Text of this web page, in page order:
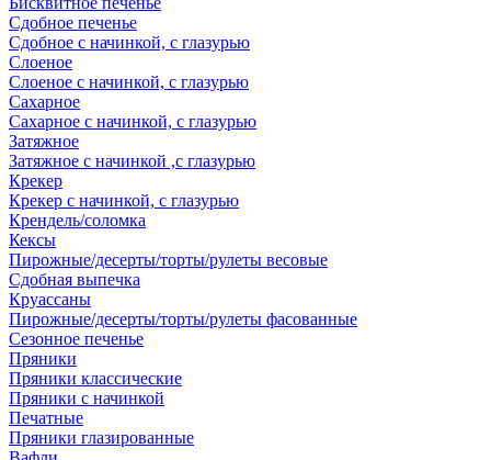
Сдобное печенье
Сдобное с начинкой, с глазурью
Слоеное
Слоеное с начинкой, с глазурью
Сахарное
Сахарное с начинкой, с глазурью
Затяжное
Затяжное с начинкой ,с глазурью
Крекер
Крекер с начинкой, с глазурью
Крендель/соломка
Кексы
Пирожные/десерты/торты/рулеты весовые
Сдобная выпечка
Круассаны
Пирожные/десерты/торты/рулеты фасованные
Сезонное печенье
Пряники
Пряники классические
Пряники с начинкой
Печатные
Пряники глазированные